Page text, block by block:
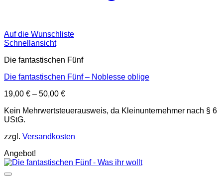
Auf die Wunschliste
Schnellansicht
Die fantastischen Fünf
Die fantastischen Fünf – Noblesse oblige
19,00 € – 50,00 €
Kein Mehrwertsteuerausweis, da Kleinunternehmer nach § 6
UStG.
zzgl. Versandkosten
Angebot!